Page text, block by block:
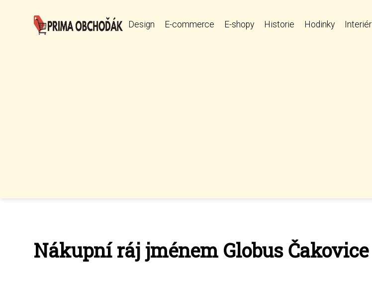
Design E-commerce E-shopy Historie Hodinky Interiér
Nákupní ráj jménem Globus Čakovice